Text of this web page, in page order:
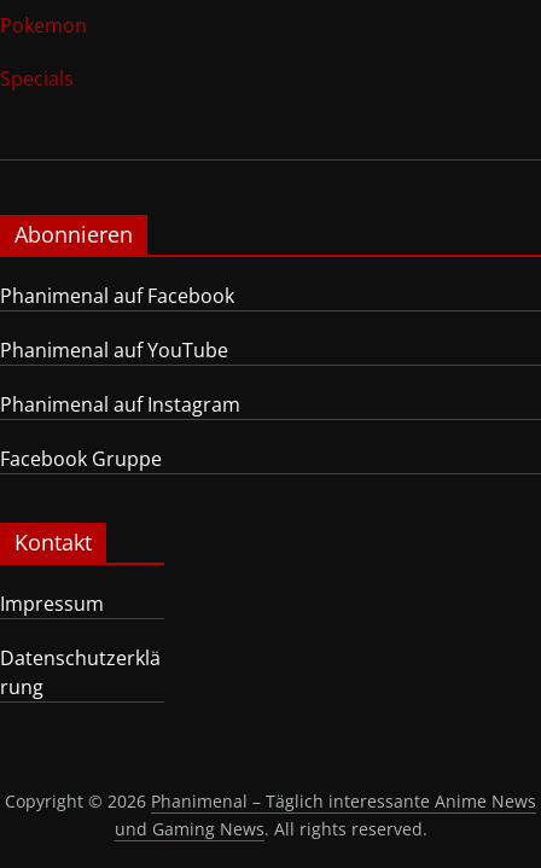
Pokemon
Specials
Abonnieren
Phanimenal auf Facebook
Phanimenal auf YouTube
Phanimenal auf Instagram
Facebook Gruppe
Kontakt
Impressum
Datenschutzerklä
rung
Copyright © 2026 Phanimenal – Täglich interessante Anime News
und Gaming News. All rights reserved.